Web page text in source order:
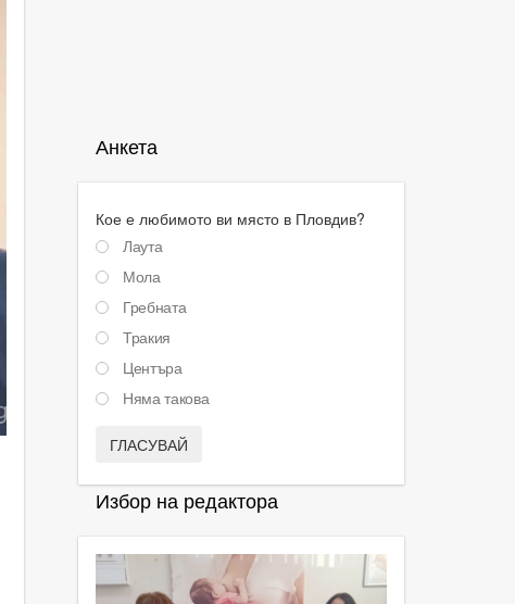
Анкета
Кое е любимото ви място в Пловдив?
Лаута
Мола
Гребната
Тракия
Центъра
Няма такова
ГЛАСУВАЙ
Избор на редактора